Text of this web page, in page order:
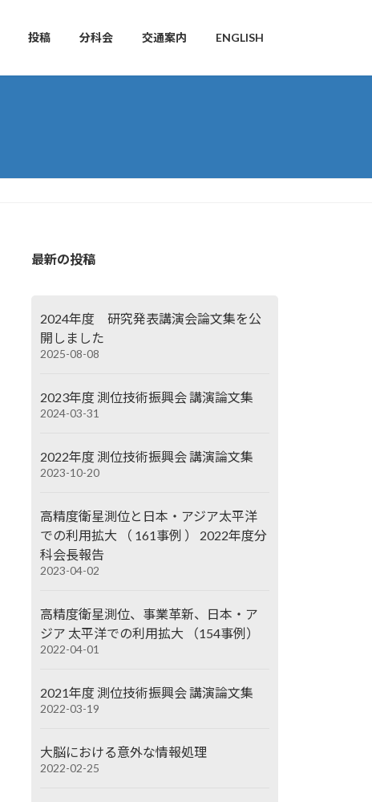
投稿 分科会 交通案内 ENGLISH
最新の投稿
2024年度 研究発表講演会論文集を公
開しました
2025-08-08
2023年度 測位技術振興会 講演論文集
2024-03-31
2022年度 測位技術振興会 講演論文集
2023-10-20
高精度衛星測位と日本・アジア太平洋
での利用拡大 （ 161事例 ） 2022年度分
科会長報告
2023-04-02
高精度衛星測位、事業革新、日本・ア
ジア 太平洋での利用拡大 （154事例）
2022-04-01
2021年度 測位技術振興会 講演論文集
2022-03-19
大脳における意外な情報処理
2022-02-25